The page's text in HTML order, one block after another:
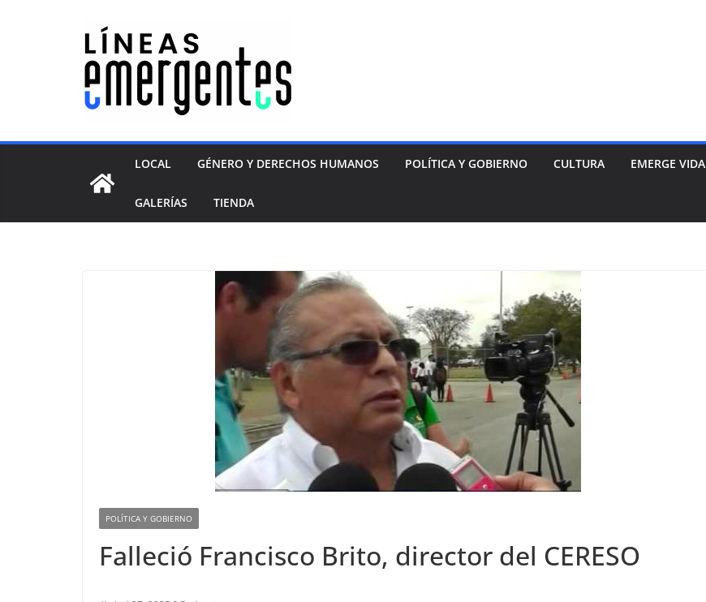
LOCAL GÉNERO Y DERECHOS HUMANOS POLÍTICA Y GOBIERNO CULTURA EMERGE VIDA
GALERÍAS TIENDA
POLÍTICA Y GOBIERNO
Falleció Francisco Brito, director del CERESO